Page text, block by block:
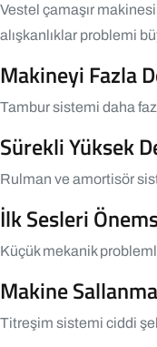
Vestel çamaşır makinesi
alışkanlıklar problemi
Makineyi Fazla
Tambur sistemi daha
Sürekli Yüksek
Rulman ve amortisör
İlk Sesleri
Küçük mekanik
Makine
Titreşim sistemi ciddi